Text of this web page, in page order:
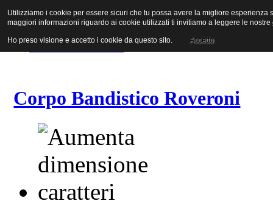
Vai al contenuto
Vai alla navigazione principale
Vai alla prima colonna
Corpo Bandistico Roveroni
Utilizziamo i cookie per essere sicuri che tu possa avere la migliore
maggiori informazioni riguardo ai cookie utilizzati ti invitiamo a leggere le nostre
Ho preso visione e accetto i cookie da questo sito. Accetto